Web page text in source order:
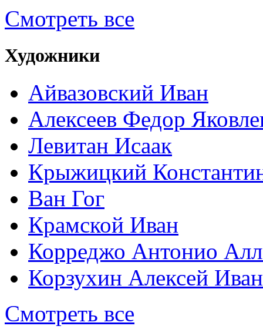
Смотреть все
Художники
Айвазовский Иван
Алексеев Федор
Левитан Исаак
Крыжицкий
Ван Гог
Крамской Иван
Корреджо Антонио
Корзухин Алексей
Смотреть все